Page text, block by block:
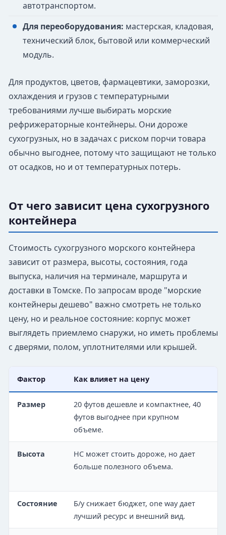
автотранспортом.
Для переоборудования: мастерская, кладовая,
технический блок, бытовой или коммерческий
модуль.
Для продуктов, цветов, фармацевтики, заморозки,
охлаждения и грузов с температурными
требованиями лучше выбирать морские
рефрижераторные контейнеры. Они дороже
сухогрузных, но в задачах с риском порчи товара
обычно выгоднее, потому что защищают не только
от осадков, но и от температурных потерь.
От чего зависит цена сухогрузного
контейнера
Стоимость сухогрузного морского контейнера
зависит от размера, высоты, состояния, года
выпуска, наличия на терминале, маршрута и
доставки в Томске. По запросам вроде "морские
контейнеры дешево" важно смотреть не только
цену, но и реальное состояние: корпус может
выглядеть приемлемо снаружи, но иметь проблемы
с дверями, полом, уплотнителями или крышей.
Фактор Как влияет на цену
Размер
20 футов дешевле и компактнее, 40
футов выгоднее при крупном
объеме.
Высота
HC может стоить дороже, но дает
больше полезного объема.
Состояние
Б/у снижает бюджет, one way дает
лучший ресурс и внешний вид.